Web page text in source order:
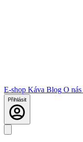
E-shop Káva Blog O nás
Přihlásit